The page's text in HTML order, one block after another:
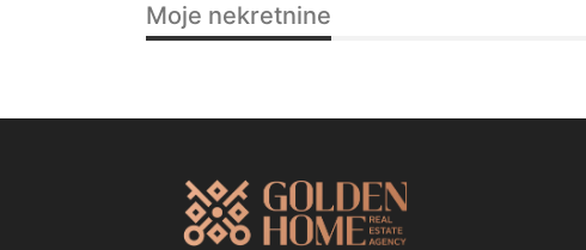
Moje nekretnine